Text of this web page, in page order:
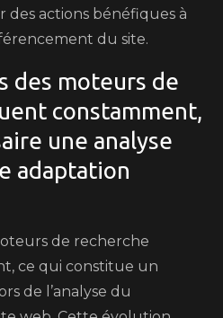
des actions bénéfiques à
du site.
des moteurs de
constamment,
une analyse
adaptation
de recherche
ce qui constitue un
de l’analyse du